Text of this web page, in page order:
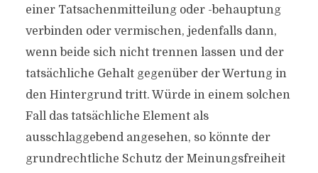
einer Tatsachenmitteilung oder -behauptung
verbinden oder vermischen, jedenfalls dann,
wenn beide sich nicht trennen lassen und der
tatsächliche Gehalt gegenüber der Wertung in
den Hintergrund tritt. Würde in einem solchen
Fall das tatsächliche Element als
ausschlaggebend angesehen, so könnte der
grundrechtliche Schutz der Meinungsfreiheit